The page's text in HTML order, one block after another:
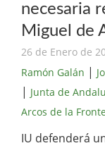
necesaria
Miguel de
26 de Enero de
Ramón Galán |
| Junta de
Arcos de la
IU defenderá